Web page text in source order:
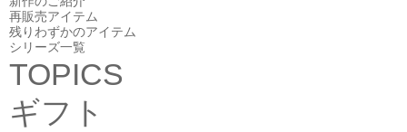
再販売アイテム
残りわずかのアイテム
シリーズ一覧
TOPICS
ギフト